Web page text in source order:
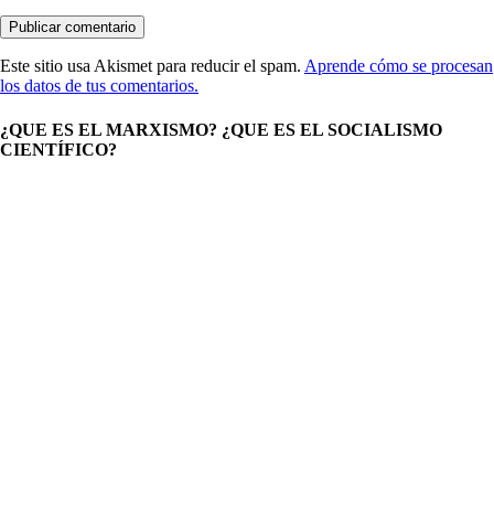
Este sitio usa Akismet para reducir el spam. Aprende cómo se procesan
los datos de tus comentarios.
¿QUE ES EL MARXISMO? ¿QUE ES EL SOCIALISMO
CIENTÍFICO?